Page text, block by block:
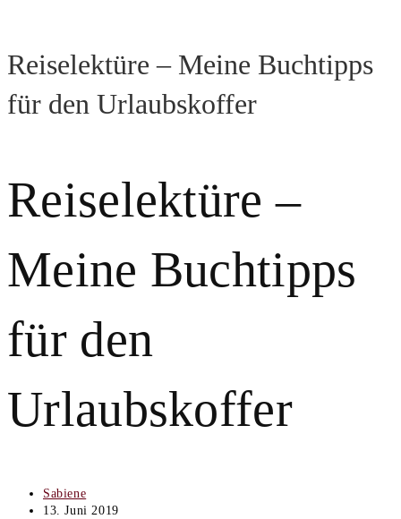
Reiselektüre – Meine Buchtipps
für den Urlaubskoffer
Reiselektüre –
Meine Buchtipps
für den
Urlaubskoffer
Beitrags-
Autor:
Sabiene
Beitrag
13. Juni 2019